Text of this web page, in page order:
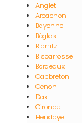
Anglet
Arcachon
Bayonne
Bègles
Biarritz
Biscarrosse
Bordeaux
Capbreton
Cenon
Dax
Gironde
Hendaye